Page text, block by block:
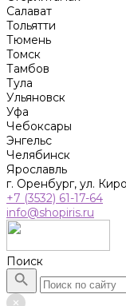
Салават
Тольятти
Тюмень
Томск
Тамбов
Тула
Ульяновск
Уфа
Чебоксары
Энгельс
Челябинск
Ярославль
г. Оренбург, ул.
+7 (3532) 61-17-64
info@shopiris.ru
Поиск